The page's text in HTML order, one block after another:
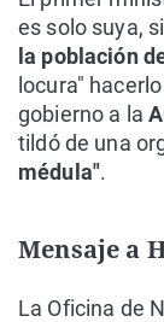
es solo suya,
la población
locura"
gobierno a la
tildó de una
médula".
Mensaje a
La Oficina de